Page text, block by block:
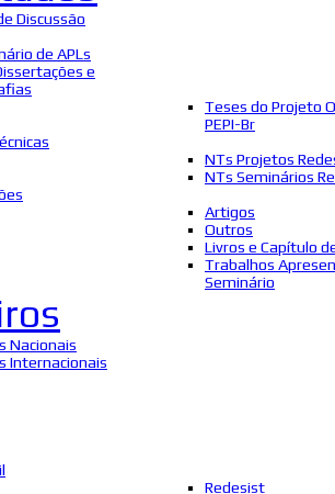
Discussão
de APLs
e
Teses do Projeto
PEPI-Br
NTs Projetos
NTs Seminários
Artigos
Outros
Livros e Capítulo
Trabalhos
Seminário
Nacionais
Internacionais
Redesist